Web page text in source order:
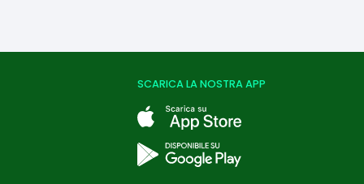
SCARICA LA NOSTRA APP